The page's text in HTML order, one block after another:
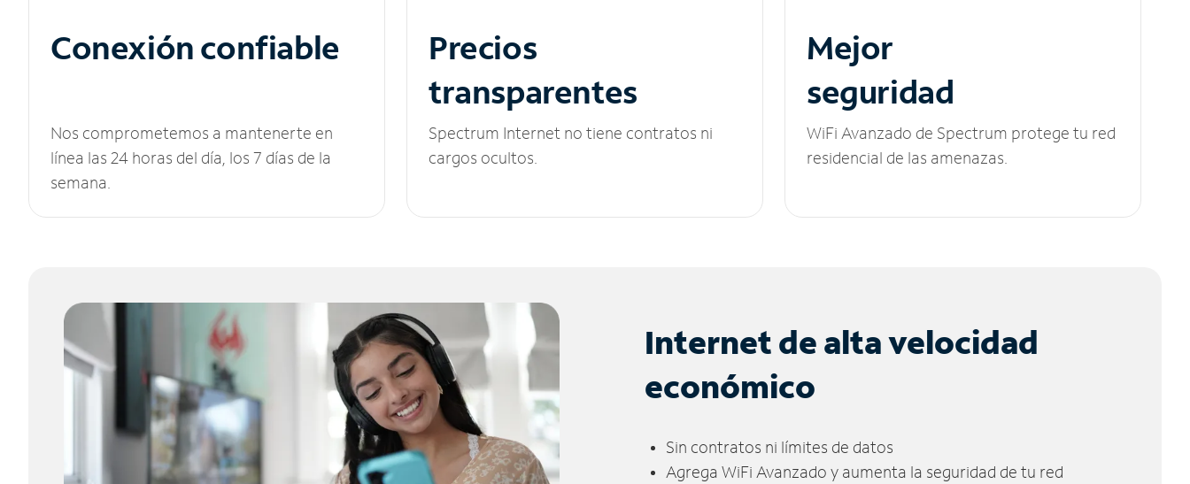
Conexión confiable
Nos comprometemos a mantenerte en
línea las 24 horas del día, los 7 días de la
semana.
Precios
transparentes
Spectrum Internet no tiene contratos ni
cargos ocultos.
Mejor
seguridad
WiFi Avanzado de Spectrum protege tu red
residencial de las amenazas.
Internet de alta velocidad
económico
Sin contratos ni límites de datos
Agrega WiFi Avanzado y aumenta la seguridad de tu red